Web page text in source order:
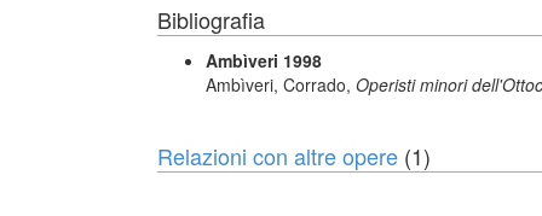
Bibliografia
Ambìveri 1998
Ambìveri, Corrado, Operisti minori
Relazioni con altre opere (1)